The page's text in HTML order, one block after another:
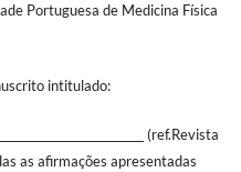
Portuguesa de Medicina Física
intitulado:
(ref.Revista
as afirmações apresentadas